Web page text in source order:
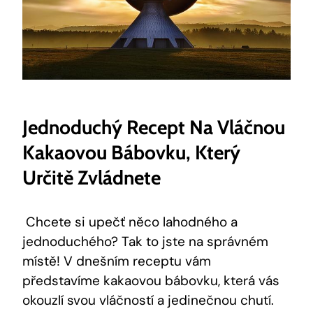
Jednoduchý Recept Na Vláčnou⁢
Kakaovou Bábovku,‍ Který
Určitě Zvládnete
‍ ⁢Chcete si upečť něco lahodného a
jednoduchého?⁤ Tak to jste na správném
místě! V dnešním receptu‍ vám ​
představíme kakaovou bábovku, která‍ vás
okouzlí ⁣svou vláčností a ‍jedinečnou chutí.